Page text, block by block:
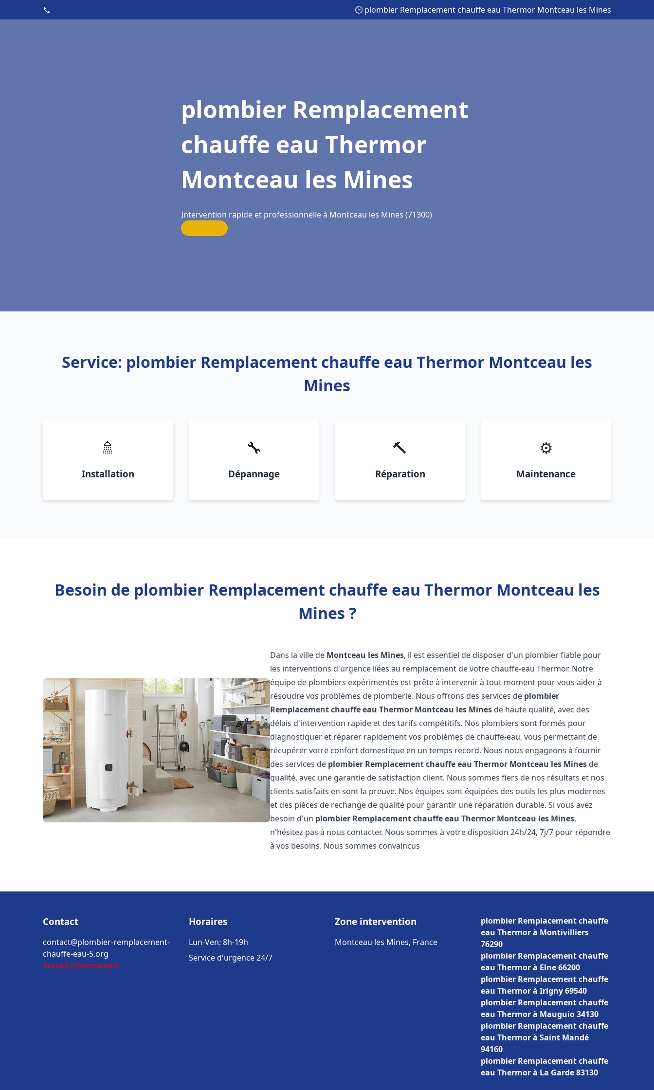
📞 🕒 plombier Remplacement chauffe eau Thermor Montceau les Mines
plombier Remplacement
chauffe eau Thermor
Montceau les Mines
Intervention rapide et professionnelle à Montceau les Mines (71300)
Service: plombier Remplacement chauffe eau Thermor Montceau les
Mines
🚿
Installation
🔧
Dépannage
🔨
Réparation
⚙️
Maintenance
Besoin de plombier Remplacement chauffe eau Thermor Montceau les
Mines ?
Dans la ville de Montceau les Mines, il est essentiel de disposer d'un plombier fiable pour
les interventions d'urgence liées au remplacement de votre chauffe-eau Thermor. Notre
équipe de plombiers expérimentés est prête à intervenir à tout moment pour vous aider à
résoudre vos problèmes de plomberie. Nous offrons des services de plombier
Remplacement chauffe eau Thermor Montceau les Mines de haute qualité, avec des
délais d'intervention rapide et des tarifs compétitifs. Nos plombiers sont formés pour
diagnostiquer et réparer rapidement vos problèmes de chauffe-eau, vous permettant de
récupérer votre confort domestique en un temps record. Nous nous engageons à fournir
des services de plombier Remplacement chauffe eau Thermor Montceau les Mines de
qualité, avec une garantie de satisfaction client. Nous sommes fiers de nos résultats et nos
clients satisfaits en sont la preuve. Nos équipes sont équipées des outils les plus modernes
et des pièces de rechange de qualité pour garantir une réparation durable. Si vous avez
besoin d'un plombier Remplacement chauffe eau Thermor Montceau les Mines,
n'hésitez pas à nous contacter. Nous sommes à votre disposition 24h/24, 7j/7 pour répondre
à vos besoins. Nous sommes convaincus
Contact
contact@plombier-remplacement-
chauffe-eau-5.org
Accueil Informations
Horaires
Lun-Ven: 8h-19h
Service d'urgence 24/7
Zone intervention
Montceau les Mines, France
plombier Remplacement chauffe
eau Thermor à Montivilliers
76290
plombier Remplacement chauffe
eau Thermor à Elne 66200
plombier Remplacement chauffe
eau Thermor à Irigny 69540
plombier Remplacement chauffe
eau Thermor à Mauguio 34130
plombier Remplacement chauffe
eau Thermor à Saint Mandé
94160
plombier Remplacement chauffe
eau Thermor à La Garde 83130